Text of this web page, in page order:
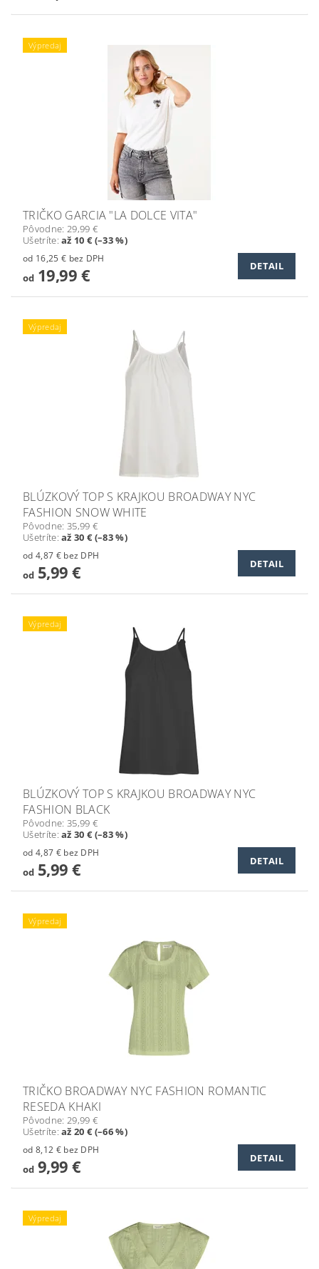
Výpredaj
TRIČKO GARCIA "LA DOLCE VITA"
Pôvodne: 29,99 €
Ušetríte:až 10 € (–33 %)
od 16,25 € bez DPH
od19,99 € DETAIL
Výpredaj
BLÚZKOVÝ TOP S KRAJKOU BROADWAY NYC
FASHION SNOW WHITE
Pôvodne: 35,99 €
Ušetríte:až 30 € (–83 %)
od 4,87 € bez DPH
od5,99 € DETAIL
Výpredaj
BLÚZKOVÝ TOP S KRAJKOU BROADWAY NYC
FASHION BLACK
Pôvodne: 35,99 €
Ušetríte:až 30 € (–83 %)
od 4,87 € bez DPH
od5,99 € DETAIL
Výpredaj
TRIČKO BROADWAY NYC FASHION ROMANTIC
RESEDA KHAKI
Pôvodne: 29,99 €
Ušetríte:až 20 € (–66 %)
od 8,12 € bez DPH
od9,99 € DETAIL
Výpredaj